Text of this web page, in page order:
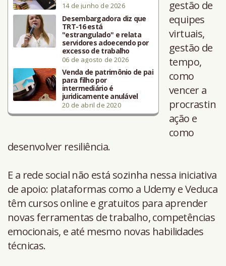
14 de junho de 2026
Desembargadora diz que
TRT-16 está
"estrangulado" e relata
servidores adoecendo por
excesso de trabalho
06 de agosto de 2026
Venda de patrimônio de pai
para filho por
intermediário é
juridicamente anulável
20 de abril de 2020
gestão de
equipes
virtuais,
gestão de
tempo,
como
vencer a
procrastin
ação e
como
desenvolver resiliência.
E a rede social não está sozinha nessa iniciativa
de apoio: plataformas como a Udemy e Veduca
têm cursos online e gratuitos para aprender
novas ferramentas de trabalho, competências
emocionais, e até mesmo novas habilidades
técnicas.